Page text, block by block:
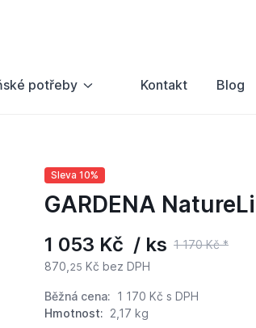
potřeby Kontakt Blog
Sleva 10%
GARDENA
1 053 Kč / ks 1 170 Kč *
870, 25 Kč bez DPH
Běžná cena: 1 170 Kč s DPH
Hmotnost: 2,17 kg